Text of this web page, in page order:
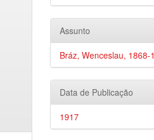
Assunto
Bráz, Wenceslau, 1868-
Data de Publicação
1917